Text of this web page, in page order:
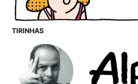
TIRINHAS